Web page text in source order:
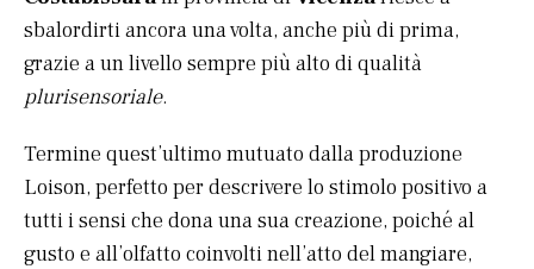
sbalordirti ancora una volta, anche più di prima,
grazie a un livello sempre più alto di qualità
plurisensoriale.
Termine quest’ultimo mutuato dalla produzione
Loison, perfetto per descrivere lo stimolo positivo a
tutti i sensi che dona una sua creazione, poiché al
gusto e all’olfatto coinvolti nell’atto del mangiare,